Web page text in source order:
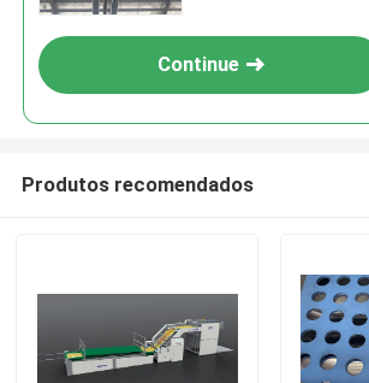
Continue
Produtos recomendados